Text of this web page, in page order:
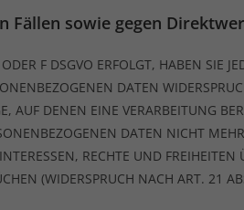
sowie gegen
F DSGVO ERFOLGT, HABEN SIE
DATEN
AUF DENEN EINE VERARBEITUNG
DATEN NICHT
RECHTE UND
(WIDERSPRUCH NACH ART. 21